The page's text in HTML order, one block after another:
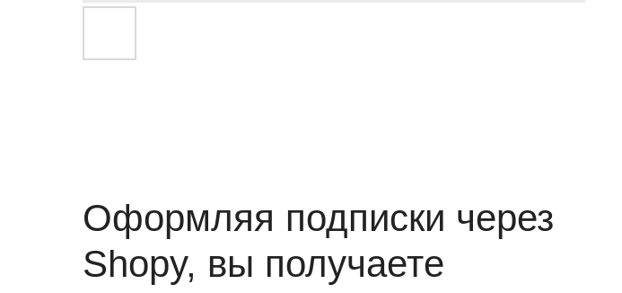
Оформляя подписки через
Shopy, вы получаете